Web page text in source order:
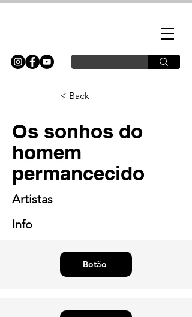
< Back
Os sonhos do
homem
permancecido
Artistas
Info
Botão